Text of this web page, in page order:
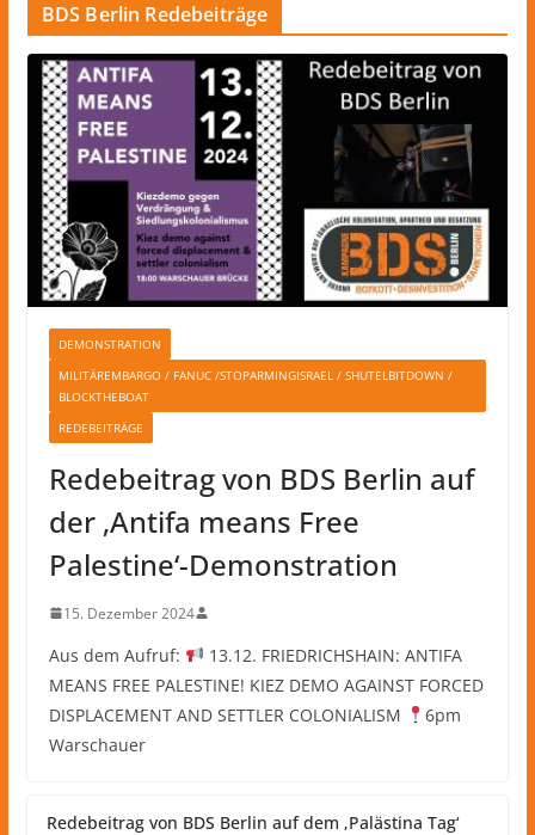
BDS Berlin Redebeiträge
DEMONSTRATION
MILITÄREMBARGO / FANUC /STOPARMINGISRAEL / SHUTELBITDOWN /
BLOCKTHEBOAT
REDEBEITRÄGE
Redebeitrag von BDS Berlin auf
der ‚Antifa means Free
Palestine‘-Demonstration
15. Dezember 2024
Aus dem Aufruf:
13.12. FRIEDRICHSHAIN: ANTIFA
MEANS FREE PALESTINE! KIEZ DEMO AGAINST FORCED
DISPLACEMENT AND SETTLER COLONIALISM
6pm
Warschauer
Redebeitrag von BDS Berlin auf dem ‚Palästina Tag‘